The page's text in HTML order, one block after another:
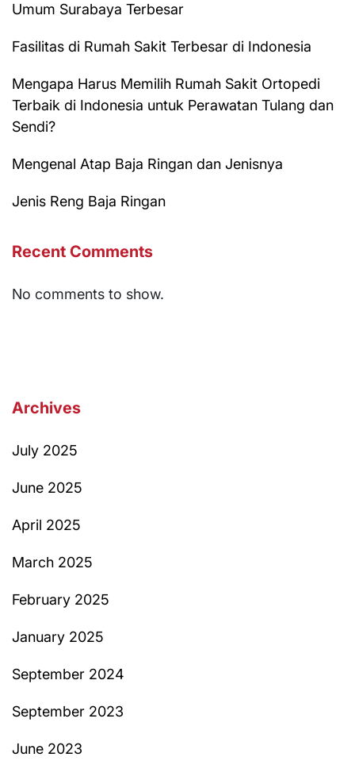
Umum Surabaya Terbesar
Fasilitas di Rumah Sakit Terbesar di Indonesia
Mengapa Harus Memilih Rumah Sakit Ortopedi
Terbaik di Indonesia untuk Perawatan Tulang dan
Sendi?
Mengenal Atap Baja Ringan dan Jenisnya
Jenis Reng Baja Ringan
Recent Comments
No comments to show.
Archives
July 2025
June 2025
April 2025
March 2025
February 2025
January 2025
September 2024
September 2023
June 2023